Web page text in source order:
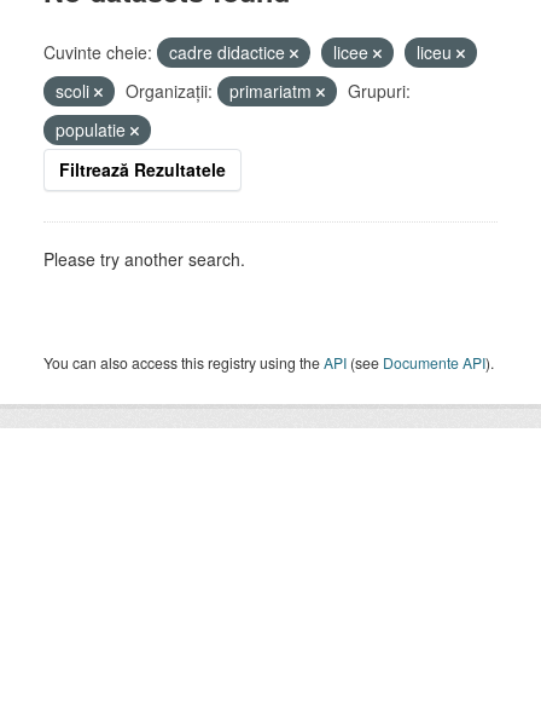
Cuvinte cheie: cadre didactice licee
liceu
scoli
Organizații: primariatm
Grupuri:
populatie
Filtrează Rezultatele
Please try another search.
You can also access this registry using theAPI (see Documente API).